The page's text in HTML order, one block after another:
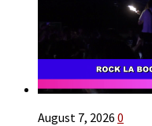
August 7, 2026 0